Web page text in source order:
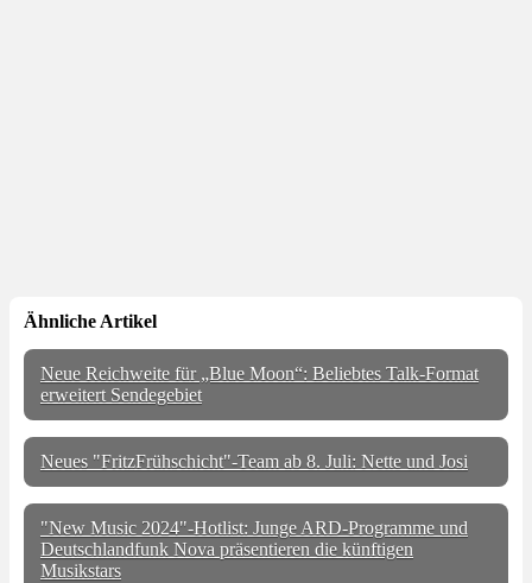
Ähnliche Artikel
Neue Reichweite für „Blue Moon“: Beliebtes Talk-Format
erweitert Sendegebiet
Neues "FritzFrühschicht"-Team ab 8. Juli: Nette und Josi
"New Music 2024"-Hotlist: Junge ARD-Programme und
Deutschlandfunk Nova präsentieren die künftigen
Musikstars